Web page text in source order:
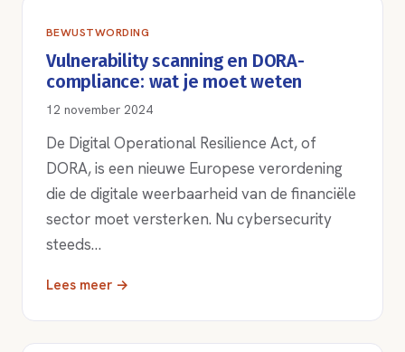
BEWUSTWORDING
Vulnerability scanning en DORA-
compliance: wat je moet weten
12 november 2024
De Digital Operational Resilience Act, of
DORA, is een nieuwe Europese verordening
die de digitale weerbaarheid van de financiële
sector moet versterken. Nu cybersecurity
steeds…
Lees meer →